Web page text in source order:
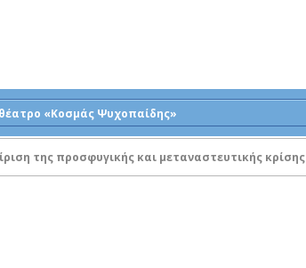
«Κοσμάς Ψυχοπαίδης»
της προσφυγικής και μεταναστευτικής κρίσης